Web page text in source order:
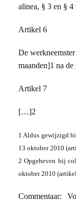
alinea, § 3 en §
Artikel 6
De
maanden]1 na
Artikel 7
[…]2
1 Aldus gewijzigd
13 oktober 2010
2 Opgeheven bij
oktober 2010
Commentaar: